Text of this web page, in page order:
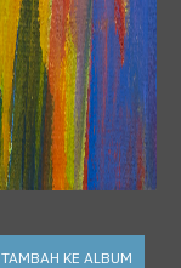
TAMBAH KE ALBUM